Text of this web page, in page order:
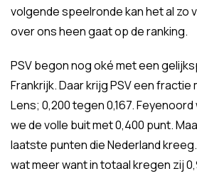
volgende speelronde kan het al zo
over ons heen gaat op de ranking.
PSV begon nog oké met een
Frankrijk. Daar krijg PSV een
Lens; 0,200 tegen 0,167.
we de volle buit met 0,400 punt.
laatste punten die Nederland
wat meer want in totaal kregen zij